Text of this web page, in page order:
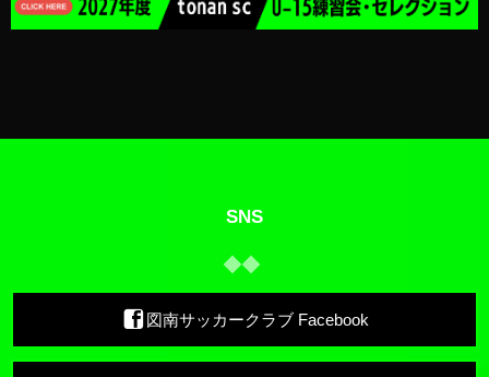
SNS
図南サッカークラブ Facebook